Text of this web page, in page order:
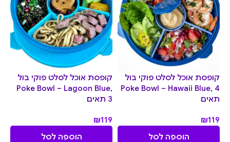
קופסת אוכל לסלט פוקי בול
Poke Bowl – Hawaii Blue, 4
תאים
₪119
הוספה לסל
קופסת אוכל לסלט פוקי בול
Poke Bowl – Lagoon Blue,
3 תאים
₪119
הוספה לסל